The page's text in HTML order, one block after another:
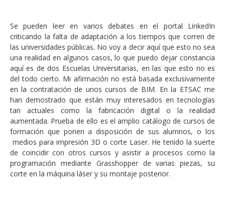
Se pueden leer en varios debates en el portal LinkedIn
criticando la falta de adaptación a los tiempos que corren de
las universidades públicas. No voy a decir aquí que esto no sea
una realidad en algunos casos, lo que puedo dejar constancia
aquí es de dos Escuelas Universitarias, en las que esto no es
del todo cierto. Mi afirmación no está basada exclusivamente
en la contratación de unos cursos de BIM. En la ETSAC me
han demostrado que están muy interesados en tecnologías
tan actuales como la fabricación digital o la realidad
aumentada. Prueba de ello es el amplio catálogo de cursos de
formación que ponen a disposición de sus alumnos, o los
medios para impresión 3D o corte Laser. He tenido la suerte
de coincidir con otros cursos y asistir a procesos como la
programación mediante Grasshopper de varias piezas, su
corte en la máquina láser y su montaje posterior.